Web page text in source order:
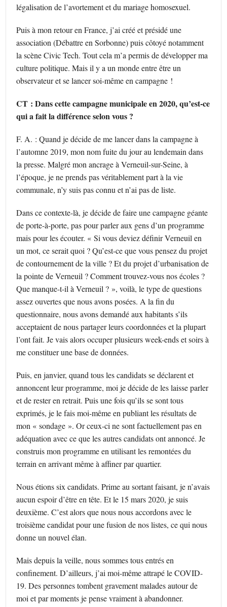
légalisation de l’avortement et du mariage homosexuel.
Puis à mon retour en France, j’ai créé et présidé une
association (Débattre en Sorbonne) puis côtoyé notamment
la scène Civic Tech. Tout cela m’a permis de développer ma
culture politique. Mais il y a un monde entre être un
observateur et se lancer soi-même en campagne !
CT : Dans cette campagne municipale en 2020, qu’est-ce
qui a fait la différence selon vous ?
F. A. : Quand je décide de me lancer dans la campagne à
l’automne 2019, mon nom fuite du jour au lendemain dans
la presse. Malgré mon ancrage à Verneuil-sur-Seine, à
l’époque, je ne prends pas véritablement part à la vie
communale, n’y suis pas connu et n’ai pas de liste.
Dans ce contexte-là, je décide de faire une campagne géante
de porte-à-porte, pas pour parler aux gens d’un programme
mais pour les écouter. « Si vous deviez définir Verneuil en
un mot, ce serait quoi ? Qu’est-ce que vous pensez du projet
de contournement de la ville ? Et du projet d’urbanisation de
la pointe de Verneuil ? Comment trouvez-vous nos écoles ?
Que manque-t-il à Verneuil ? », voilà, le type de questions
assez ouvertes que nous avons posées. A la fin du
questionnaire, nous avons demandé aux habitants s’ils
acceptaient de nous partager leurs coordonnées et la plupart
l’ont fait. Je vais alors occuper plusieurs week-ends et soirs à
me constituer une base de données.
Puis, en janvier, quand tous les candidats se déclarent et
annoncent leur programme, moi je décide de les laisse parler
et de rester en retrait. Puis une fois qu’ils se sont tous
exprimés, je le fais moi-même en publiant les résultats de
mon « sondage ». Or ceux-ci ne sont factuellement pas en
adéquation avec ce que les autres candidats ont annoncé. Je
construis mon programme en utilisant les remontées du
terrain en arrivant même à affiner par quartier.
Nous étions six candidats. Prime au sortant faisant, je n’avais
aucun espoir d’être en tête. Et le 15 mars 2020, je suis
deuxième. C’est alors que nous nous accordons avec le
troisième candidat pour une fusion de nos listes, ce qui nous
donne un nouvel élan.
Mais depuis la veille, nous sommes tous entrés en
confinement. D’ailleurs, j’ai moi-même attrapé le COVID-
19. Des personnes tombent gravement malades autour de
moi et par moments je pense vraiment à abandonner.